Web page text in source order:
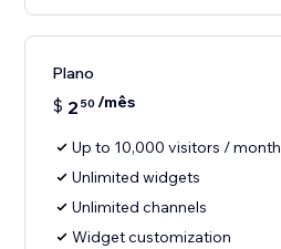
Plano
$ 2 50 /mês
Up to 10,000 visitors / month
Unlimited widgets
Unlimited channels
Widget customization